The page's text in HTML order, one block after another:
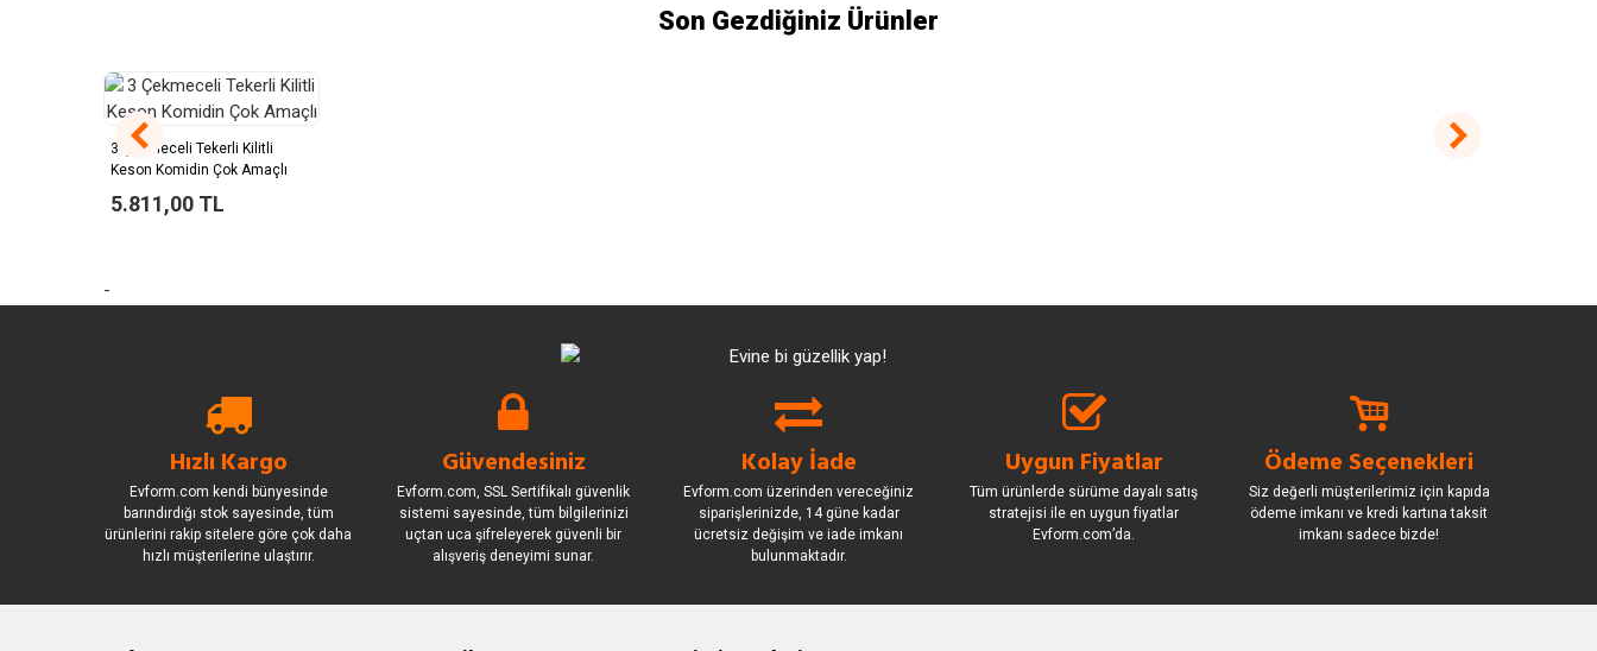
Son Gezdiğiniz Ürünler
3 Çekmeceli Tekerli Kilitli
Keson Komidin Çok Amaçlı
5.811,00 TL
-
Hızlı Kargo
Evform.com kendi bünyesinde
barındırdığı stok sayesinde, tüm
ürünlerini rakip sitelere göre çok daha
hızlı müşterilerine ulaştırır.
Güvendesiniz
Evform.com, SSL Sertifikalı güvenlik
sistemi sayesinde, tüm bilgilerinizi
uçtan uca şifreleyerek güvenli bir
alışveriş deneyimi sunar.
Kolay İade
Evform.com üzerinden vereceğiniz
siparişlerinizde, 14 güne kadar
ücretsiz değişim ve iade imkanı
bulunmaktadır.
Uygun Fiyatlar
Tüm ürünlerde sürüme dayalı satış
stratejisi ile en uygun fiyatlar
Evform.com’da.
Ödeme Seçenekleri
Siz değerli müşterilerimiz için kapıda
ödeme imkanı ve kredi kartına taksit
imkanı sadece bizde!